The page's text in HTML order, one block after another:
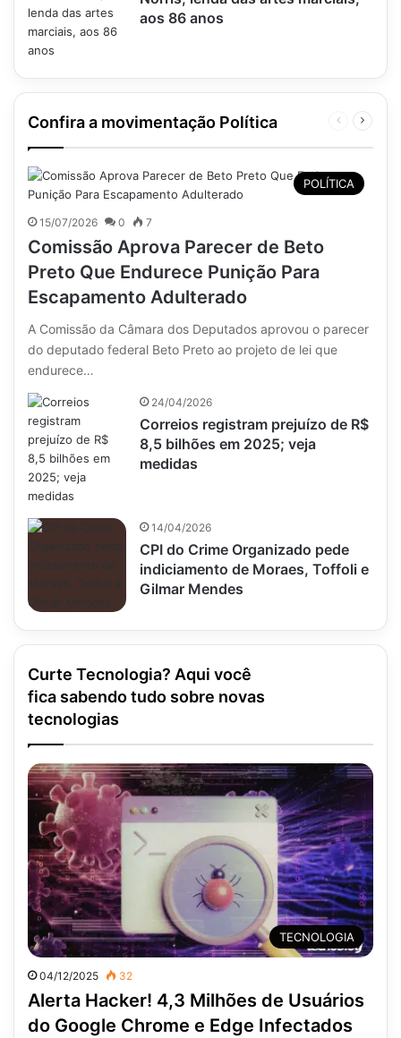
aos 86 anos
Confira a movimentação Política
Página
POLÍTICA
15/07/2026 0 7
Comissão Aprova Parecer de Beto
Preto Que Endurece Punição Para
Escapamento Adulterado
A Comissão da Câmara dos Deputados aprovou o parecer
do deputado federal Beto Preto ao projeto de lei que
endurece…
24/04/2026
Correios registram prejuízo de R$
8,5 bilhões em 2025; veja
medidas
14/04/2026
CPI do Crime Organizado pede
indiciamento de Moraes, Toffoli e
Gilmar Mendes
Curte Tecnologia? Aqui você
fica sabendo tudo sobre novas
tecnologias
TECNOLOGIA
04/12/2025 32
Alerta Hacker! 4,3 Milhões de Usuários
do Google Chrome e Edge Infectados